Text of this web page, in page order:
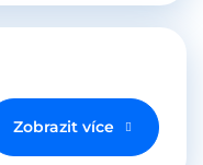
Zobrazit více